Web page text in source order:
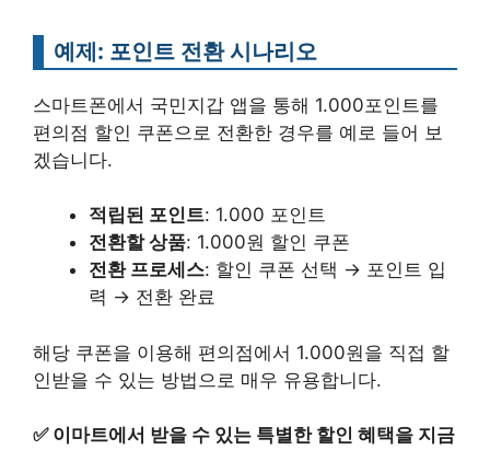
예제: 포인트 전환 시나리오
스마트폰에서 국민지갑 앱을 통해 1.000포인트를
편의점 할인 쿠폰으로 전환한 경우를 예로 들어 보
겠습니다.
적립된 포인트: 1.000 포인트
전환할 상품: 1.000원 할인 쿠폰
전환 프로세스: 할인 쿠폰 선택 → 포인트 입
력 → 전환 완료
해당 쿠폰을 이용해 편의점에서 1.000원을 직접 할
인받을 수 있는 방법으로 매우 유용합니다.
✅ 이마트에서 받을 수 있는 특별한 할인 혜택을 지금